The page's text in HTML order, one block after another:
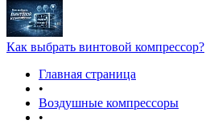
Как выбрать винтовой компрессор?
Главная страница
•
Воздушные компрессоры
•